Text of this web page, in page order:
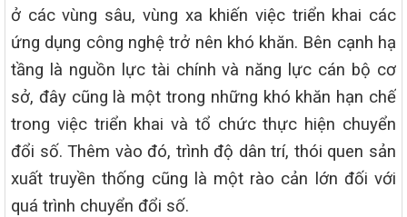
ở các vùng sâu, vùng xa khiến việc triển khai các
ứng dụng công nghệ trở nên khó khăn. Bên cạnh hạ
tầng là nguồn lực tài chính và năng lực cán bộ cơ
sở, đây cũng là một trong những khó khăn hạn chế
trong việc triển khai và tổ chức thực hiện chuyển
đổi số. Thêm vào đó, trình độ dân trí, thói quen sản
xuất truyền thống cũng là một rào cản lớn đối với
quá trình chuyển đổi số.